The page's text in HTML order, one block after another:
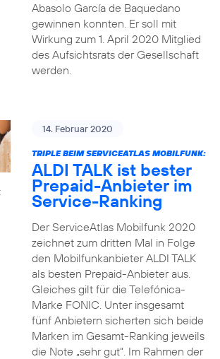
Abasolo García de Baquedano
gewinnen konnten. Er soll mit
Wirkung zum 1. April 2020 Mitglied
des Aufsichtsrats der Gesellschaft
werden.
14. Februar 2020
TRIPLE BEIM SERVICEATLAS MOBILFUNK:
ALDI TALK ist bester
Prepaid-Anbieter im
Service-Ranking
Der ServiceAtlas Mobilfunk 2020
zeichnet zum dritten Mal in Folge
den Mobilfunkanbieter ALDI TALK
als besten Prepaid-Anbieter aus.
Gleiches gilt für die Telefónica-
Marke FONIC. Unter insgesamt
fünf Anbietern sicherten sich beide
Marken im Gesamt-Ranking jeweils
die Note „sehr gut“. Im Rahmen der